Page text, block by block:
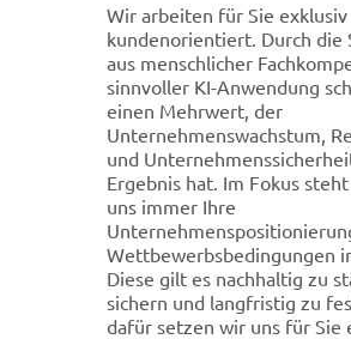
Wir arbeiten für Sie
kundenorientiert. Durch die
aus menschlicher
sinnvoller KI-Anwendung
einen Mehrwert, der
Unternehmenswachstum,
und
Ergebnis hat. Im Fokus
uns immer Ihre
Wettbewerbsbedingungen
Diese gilt es nachhaltig zu
sichern und langfristig zu
dafür setzen wir uns für Sie